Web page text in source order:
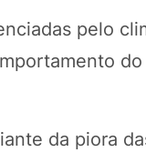
pelo
da piora